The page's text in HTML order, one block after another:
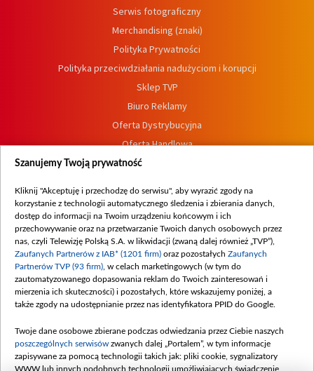
Serwis fotograficzny
Merchandising (znaki)
Polityka Prywatności
Polityka przeciwdziałania nadużyciom i korupcji
Sklep TVP
Biuro Reklamy
Oferta Dystrybucyjna
Oferta Handlowa
Dostępność
Procedura zgłoszeń wewnętrznych
Szanujemy Twoją prywatność
Kliknij "Akceptuję i przechodzę do serwisu", aby wyrazić zgody na
korzystanie z technologii automatycznego śledzenia i zbierania danych,
dostęp do informacji na Twoim urządzeniu końcowym i ich
przechowywanie oraz na przetwarzanie Twoich danych osobowych przez
nas, czyli Telewizję Polską S.A. w likwidacji (zwaną dalej również „TVP”),
Zaufanych Partnerów z IAB* (1201 firm) oraz pozostałych Zaufanych
Partnerów TVP (93 firm) , w celach marketingowych (w tym do
zautomatyzowanego dopasowania reklam do Twoich zainteresowań i
mierzenia ich skuteczności) i pozostałych, które wskazujemy poniżej, a
także zgody na udostępnianie przez nas identyfikatora PPID do Google.
Twoje dane osobowe zbierane podczas odwiedzania przez Ciebie naszych
poszczególnych serwisów zwanych dalej „Portalem”, w tym informacje
zapisywane za pomocą technologii takich jak: pliki cookie, sygnalizatory
WWW lub innych podobnych technologii umożliwiających świadczenie